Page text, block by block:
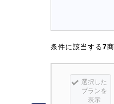
条件に該当する7
選択した
プランを
表示